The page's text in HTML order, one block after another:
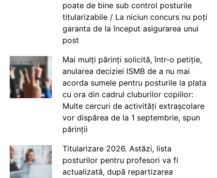
poate de bine sub control posturile
titularizabile / La niciun concurs nu poți
garanta de la început asigurarea unui
post
Mai mulți părinți solicită, într-o petiție,
anularea deciziei ISMB de a nu mai
acorda sumele pentru posturile la plata
cu ora din cadrul cluburilor copiilor:
Multe cercuri de activități extrașcolare
vor dispărea de la 1 septembrie, spun
părinții
Titularizare 2026. Astăzi, lista
posturilor pentru profesori va fi
actualizată, după repartizarea